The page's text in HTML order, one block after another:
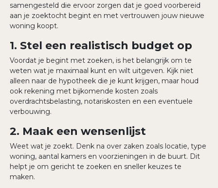
samengesteld die ervoor zorgen dat je goed voorbereid
aan je zoektocht begint en met vertrouwen jouw nieuwe
woning koopt.
1. Stel een realistisch budget op
Voordat je begint met zoeken, is het belangrijk om te
weten wat je maximaal kunt en wilt uitgeven. Kijk niet
alleen naar de hypotheek die je kunt krijgen, maar houd
ook rekening met bijkomende kosten zoals
overdrachtsbelasting, notariskosten en een eventuele
verbouwing.
2. Maak een wensenlijst
Weet wat je zoekt. Denk na over zaken zoals locatie, type
woning, aantal kamers en voorzieningen in de buurt. Dit
helpt je om gericht te zoeken en sneller keuzes te
maken.